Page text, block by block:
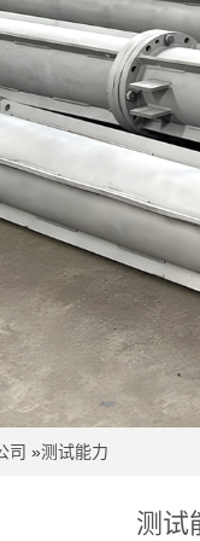
司 »测试能力
测试